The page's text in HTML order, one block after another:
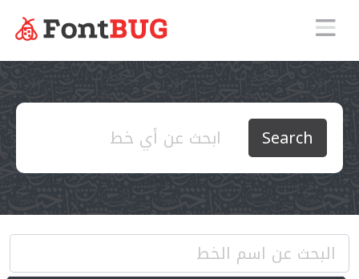
Search